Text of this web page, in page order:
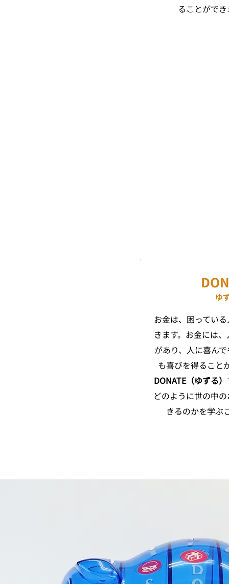
ることがで
ゆ
お金は、困ってい
きます。お金には
があり、人に喜ん
も喜びを得ること
DONATE（ゆずる）
どのように世の中
きるのかを学ぶ